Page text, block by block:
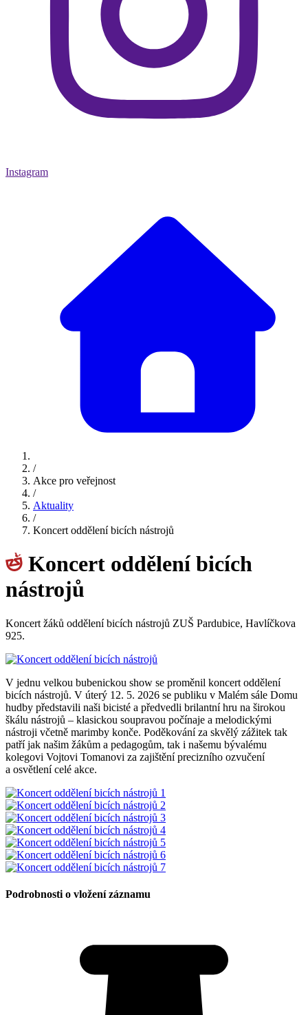
Instagram
/
Akce pro veřejnost
/
Aktuality
/
Koncert oddělení bicích nástrojů
Koncert oddělení bicích
nástrojů
Koncert žáků oddělení bicích nástrojů ZUŠ Pardubice, Havlíčkova
925.
V jednu velkou bubenickou show se proměnil koncert oddělení
bicích nástrojů. V úterý 12. 5. 2026 se publiku v Malém sále Domu
hudby představili naši bicisté a předvedli brilantní hru na širokou
škálu nástrojů – klasickou soupravou počínaje a melodickými
nástroji včetně marimby konče. Poděkování za skvělý zážitek tak
patří jak našim žákům a pedagogům, tak i našemu bývalému
kolegovi Vojtovi Tomanovi za zajištění precizního ozvučení
a osvětlení celé akce.
Podrobnosti o vložení záznamu